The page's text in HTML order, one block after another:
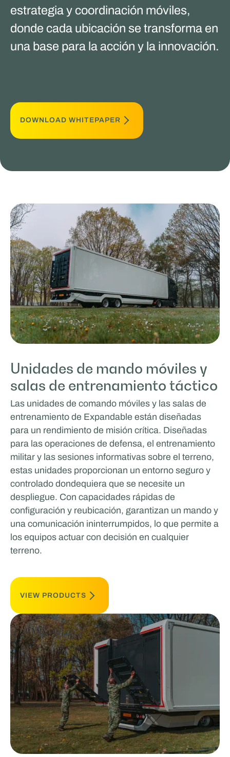
estrategia y coordinación móviles,
donde cada ubicación se transforma en
una base para la acción y la innovación.
DOWNLOAD WHITEPAPER
Unidades de mando móviles y
salas de entrenamiento táctico
Las unidades de comando móviles y las salas de
entrenamiento de Expandable están diseñadas
para un rendimiento de misión crítica. Diseñadas
para las operaciones de defensa, el entrenamiento
militar y las sesiones informativas sobre el terreno,
estas unidades proporcionan un entorno seguro y
controlado dondequiera que se necesite un
despliegue. Con capacidades rápidas de
configuración y reubicación, garantizan un mando y
una comunicación ininterrumpidos, lo que permite a
los equipos actuar con decisión en cualquier
terreno.
VIEW PRODUCTS